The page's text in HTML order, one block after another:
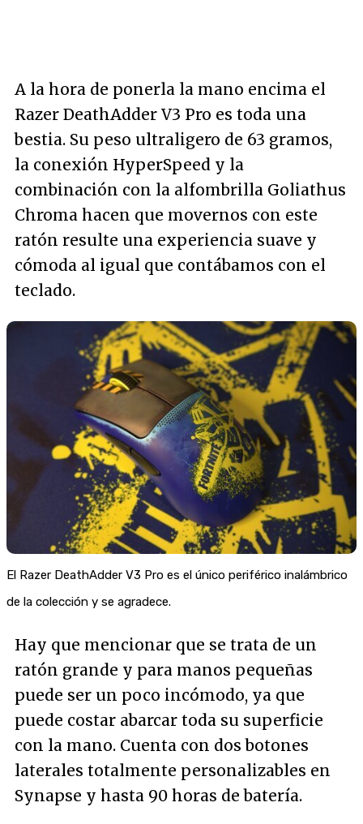
A la hora de ponerla la mano encima el
Razer DeathAdder V3 Pro es toda una
bestia. Su peso ultraligero de 63 gramos,
la conexión HyperSpeed y la
combinación con la alfombrilla Goliathus
Chroma hacen que movernos con este
ratón resulte una experiencia suave y
cómoda al igual que contábamos con el
teclado.
El Razer DeathAdder V3 Pro es el único periférico inalámbrico
de la colección y se agradece.
Hay que mencionar que se trata de un
ratón grande y para manos pequeñas
puede ser un poco incómodo, ya que
puede costar abarcar toda su superficie
con la mano. Cuenta con dos botones
laterales totalmente personalizables en
Synapse y hasta 90 horas de batería.